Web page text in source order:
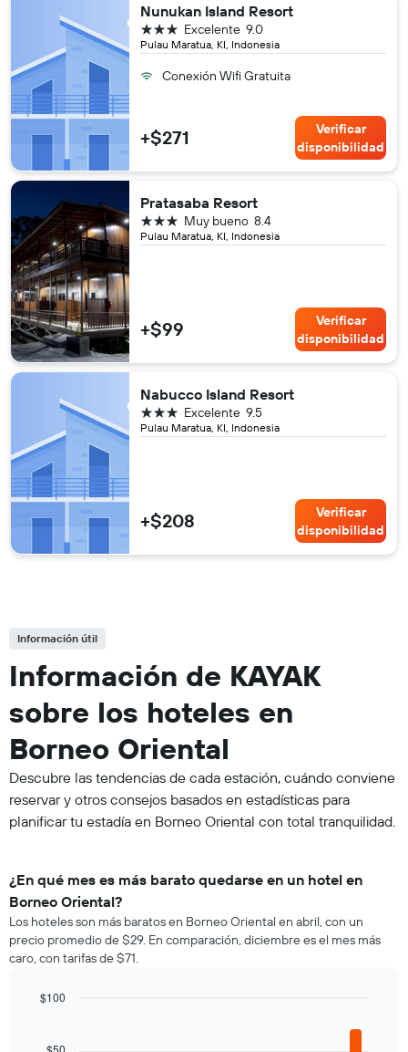
Nunukan Island Resort
Pulau Maratua, KI, Indonesia
9.0
Excelente
3 estrellas
Conexión Wifi Gratuita
+$271
Verificar
disponibilidad
Pratasaba Resort
Pulau Maratua, KI, Indonesia
8.4
Muy bueno
3 estrellas
+$99
Verificar
disponibilidad
Nabucco Island Resort
Pulau Maratua, KI, Indonesia
9.5
Excelente
3 estrellas
+$208
Verificar
disponibilidad
Información útil
Información de KAYAK
sobre los hoteles en
Borneo Oriental
Descubre las tendencias de cada estación, cuándo conviene
reservar y otros consejos basados en estadísticas para
planificar tu estadía en Borneo Oriental con total tranquilidad.
¿En qué mes es más barato quedarse en un hotel en
Borneo Oriental?
Los hoteles son más baratos en Borneo Oriental en abril, con un
precio promedio de $29. En comparación, diciembre es el mes más
caro, con tarifas de $71.
with$50
$100